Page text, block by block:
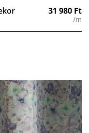
31 980 Ft
/m